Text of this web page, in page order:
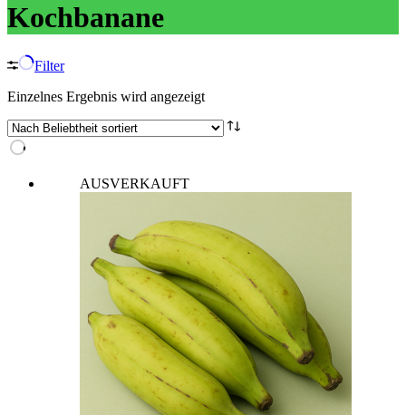
Kochbanane
Filter
Einzelnes Ergebnis wird angezeigt
AUSVERKAUFT